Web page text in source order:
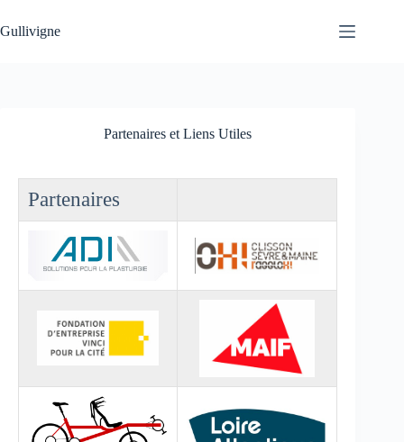
au
contenu
Gullivigne
Partenaires et Liens Utiles
Partenaires